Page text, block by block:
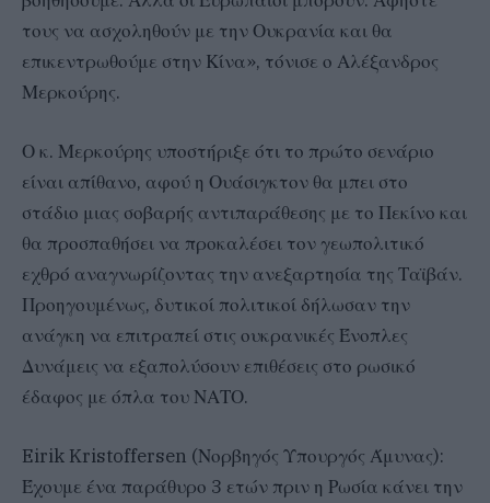
τους να ασχοληθούν με την Ουκρανία και θα
επικεντρωθούμε στην Κίνα», τόνισε ο Αλέξανδρος
Μερκούρης.
Ο κ. Μερκούρης υποστήριξε ότι το πρώτο σενάριο
είναι απίθανο, αφού η Ουάσιγκτον θα μπει στο
στάδιο μιας σοβαρής αντιπαράθεσης με το Πεκίνο και
θα προσπαθήσει να προκαλέσει τον γεωπολιτικό
εχθρό αναγνωρίζοντας την ανεξαρτησία της Ταϊβάν.
Προηγουμένως, δυτικοί πολιτικοί δήλωσαν την
ανάγκη να επιτραπεί στις ουκρανικές Ένοπλες
Δυνάμεις να εξαπολύσουν επιθέσεις στο ρωσικό
έδαφος με όπλα του ΝΑΤΟ.
Eirik Kristoffersen (Νορβηγός Υπουργός Άμυνας):
Έχουμε ένα παράθυρο 3 ετών πριν η Ρωσία κάνει την